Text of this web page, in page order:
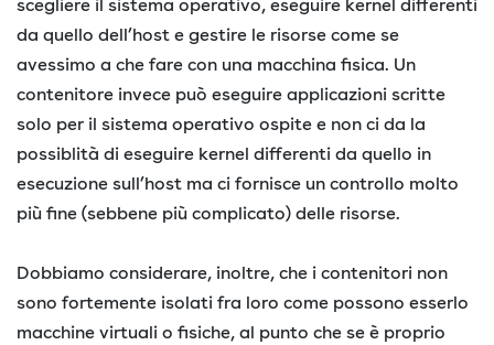
scegliere il sistema operativo, eseguire kernel differenti
da quello dell’host e gestire le risorse come se
avessimo a che fare con una macchina fisica. Un
contenitore invece può eseguire applicazioni scritte
solo per il sistema operativo ospite e non ci da la
possiblità di eseguire kernel differenti da quello in
esecuzione sull’host ma ci fornisce un controllo molto
più fine (sebbene più complicato) delle risorse.
Dobbiamo considerare, inoltre, che i contenitori non
sono fortemente isolati fra loro come possono esserlo
macchine virtuali o fisiche, al punto che se è proprio